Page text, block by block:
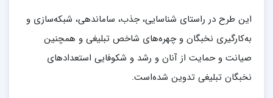
این طرح در راستای شناسایی، جذب، ساماندهی، شبکه‌سازی و
به‌کارگیری نخبگان و چهره‌های شاخص تبلیغی و همچنین
صیانت و حمایت از آنان و رشد و شکوفایی استعدادهای
نخبگان تبلیغی تدوین شده‌است.